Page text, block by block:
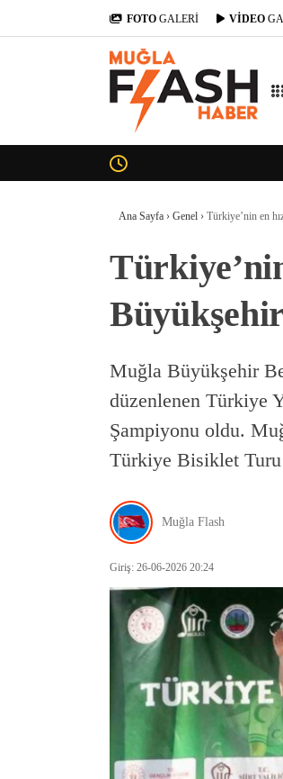
FOTO GALERİ VİDEO
Ana Sayfa › Genel › Türkiye’nin en
Muğla Büyükşehir
düzenlenen Türkiye
Şampiyonu oldu.
Türkiye Bisiklet
Muğla Flash
Giriş: 26-06-2026 20:24